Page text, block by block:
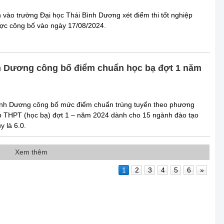
vào trường Đại học Thái Bình Dương xét điểm thi tốt nghiệp
công bố vào ngày 17/08/2024.
công bố điểm chuẩn học bạ đợt 1 năm
Dương công bố mức điểm chuẩn trúng tuyển theo phương
THPT (học bạ) đợt 1 – năm 2024 dành cho 15 ngành đào tạo
là 6.0.
Xem thêm
1 2 3 4 5 6 »